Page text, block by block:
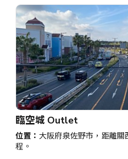
臨空城 Outlet
位置： 大阪府泉佐野市，距離
程。